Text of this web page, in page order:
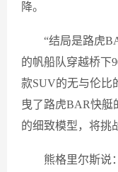
降。
“结局是路虎
的帆船队穿越桥下
款SUV的无与伦比
曳了路虎BAR快艇
的细致模型，将挑
熊格里尔斯说